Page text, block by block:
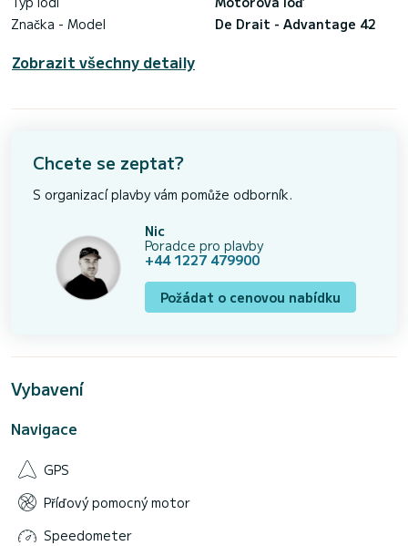
Značka - Model
De Drait - Advantage 42
Zobrazit všechny detaily
Chcete se zeptat?
S organizací plavby vám pomůže odborník.
Nic
Poradce pro plavby
+44 1227 479900
Požádat o cenovou nabídku
Vybavení
Navigace
GPS
Příďový pomocný motor
Speedometer